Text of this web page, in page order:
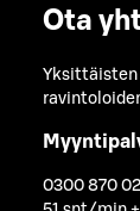
Ota
Yksittäisten
0300 870